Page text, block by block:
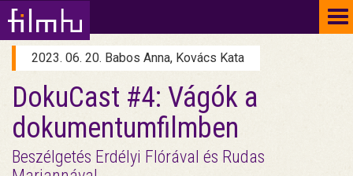
2023. 06. 20. Babos Anna, Kovács Kata
DokuCast #4: Vágók a
dokumentumfilmben
Beszélgetés Erdélyi Flórával és Rudas